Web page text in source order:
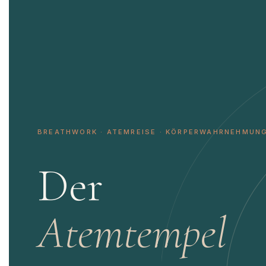
BREATHWORK · ATEMREISE ·
Der
Atemtempel